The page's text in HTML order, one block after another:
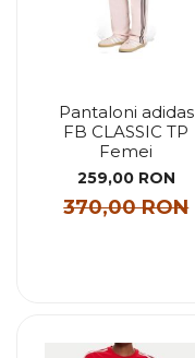
Pantaloni adidas
FB CLASSIC TP
Femei
259,00 RON
370,00 RON